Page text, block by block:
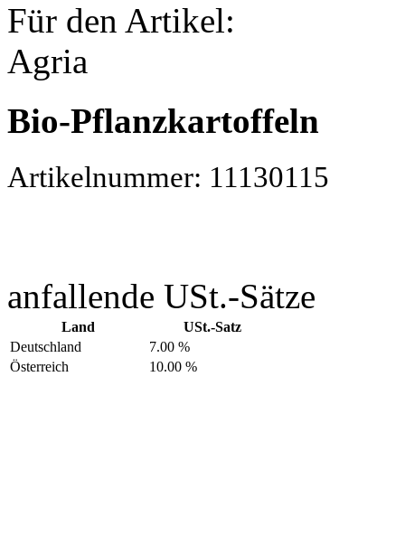
Für den Artikel:
Agria
Bio-Pflanzkartoffeln
Artikelnummer: 11130115
anfallende USt.-Sätze
Land
USt.-Satz
Deutschland
7.00 %
Österreich
10.00 %